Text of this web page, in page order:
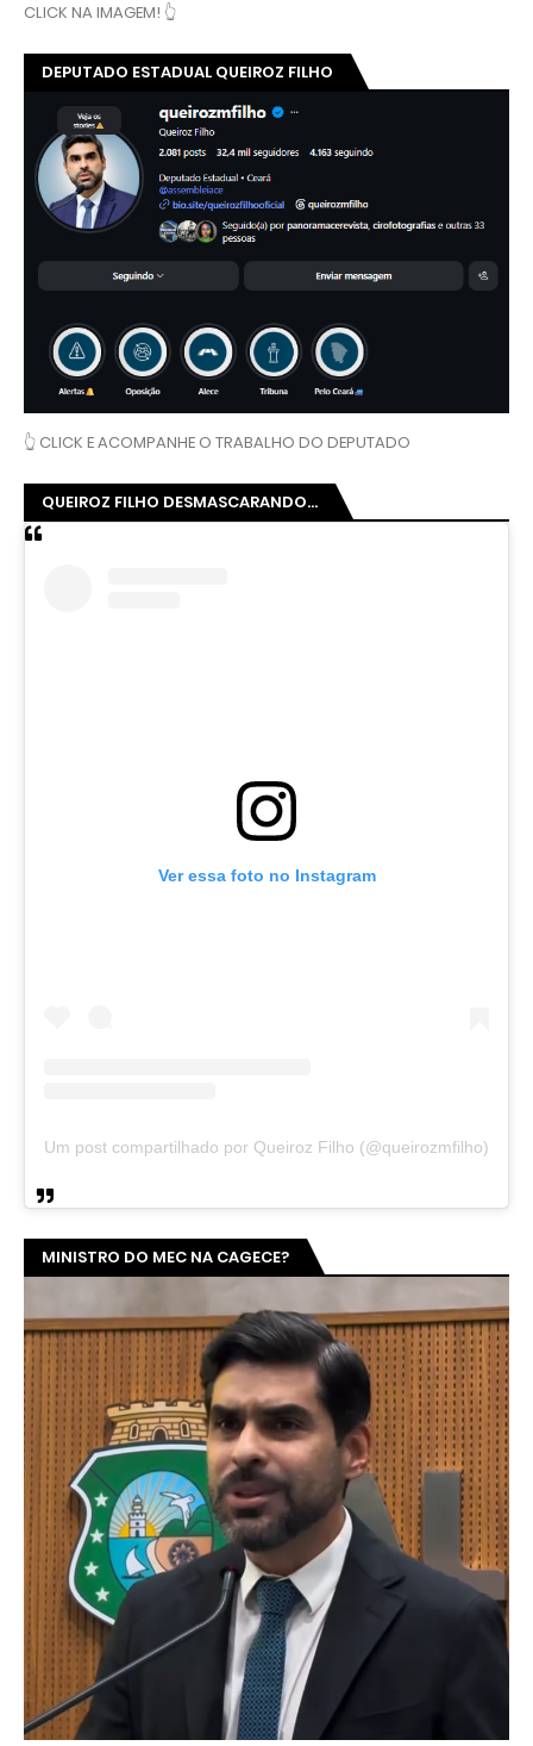
CLICK NA IMAGEM! 👆
DEPUTADO ESTADUAL QUEIROZ FILHO
👆 CLICK E ACOMPANHE O TRABALHO DO DEPUTADO
QUEIROZ FILHO DESMASCARANDO...
Ver essa foto no Instagram
Um post compartilhado por Queiroz Filho (@queirozmfilho)
MINISTRO DO MEC NA CAGECE?